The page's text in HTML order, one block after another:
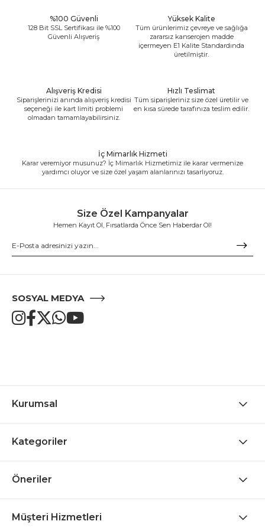
%100 Güvenli
128 Bit SSL Sertifikası ile %100
Güvenli Alışveriş
Yüksek Kalite
Tüm ürünlerimiz çevreye ve sağlığa
zararsız kanserojen madde
içermeyen E1 Kalite Standardında
üretilmiştir.
Alışveriş Kredisi
Siparişlerinizi anında alışveriş kredisi
seçeneği ile kart limiti problemi
olmadan tamamlayabilirsiniz.
Hızlı Teslimat
Tüm siparişleriniz size özel üretilir ve
en kısa sürede tarafınıza teslim edilir.
İç Mimarlık Hizmeti
Karar veremiyor musunuz? İç Mimarlık Hizmetimiz ile karar vermenize
yardımcı oluyor ve size özel yaşam alanlarınızı tasarlıyoruz.
Size Özel Kampanyalar
Hemen Kayıt Ol, Fırsatlarda Önce Sen Haberdar Ol!
SOSYAL MEDYA
Kurumsal
Kategoriler
Öneriler
Müşteri Hizmetleri